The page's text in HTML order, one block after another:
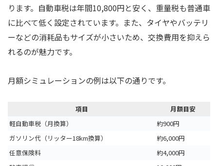
ります。自動車税は年間10,800円と安く、重量税も普通車
に比べて低く設定されています。また、タイヤやバッテリ
ーなどの消耗品もサイズが小さいため、交換費用を抑えら
れるのが魅力です。
月額シミュレーションの例は以下の通りです。
項目
月額目安
軽自動車税（月換算）
約900円
ガソリン代（リッター18km換算）
約6,000円
任意保険料
約4,000円